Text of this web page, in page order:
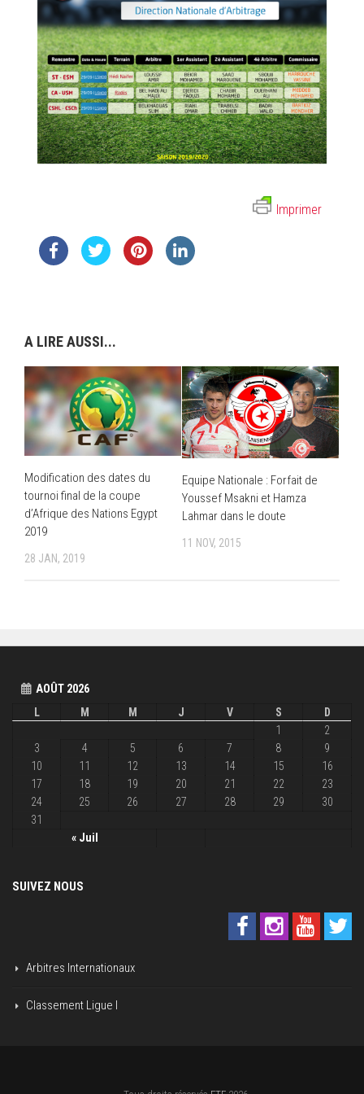
Imprimer
A LIRE AUSSI...
Modification des dates du
tournoi final de la coupe
d’Afrique des Nations Egypt
2019
28 JAN, 2019
Equipe Nationale : Forfait de
Youssef Msakni et Hamza
Lahmar dans le doute
11 NOV, 2015
AOÛT 2026
L
M M J V S D
« Juil
1
2
3
4 5 6 7 8
9
10
11 12 13 14 15
16
17
18 19 20 21 22
23
24
25 26 27 28 29
30
31
SUIVEZ NOUS
Arbitres Internationaux
Classement Ligue I